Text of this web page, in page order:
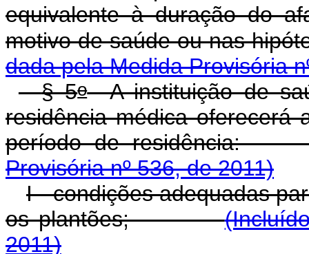
equivalente à duração do
motivo de saúde ou nas
dada pela Medida Provisória
§ 5oA instituição de
residência médica oferecerá
período de
Provisória nº 536, de 2011)
I - condições adequadas
os plantões;
2011)